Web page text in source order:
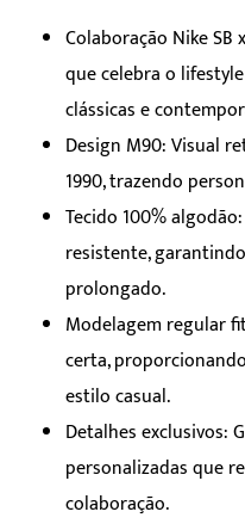
Colaboração Nike SB
que celebra o
clássicas e
Design M90: Visual
1990, trazendo
Tecido 100%
resistente,
prolongado.
Modelagem regular
certa,
estilo casual.
Detalhes exclusivos:
personalizadas que
colaboração.